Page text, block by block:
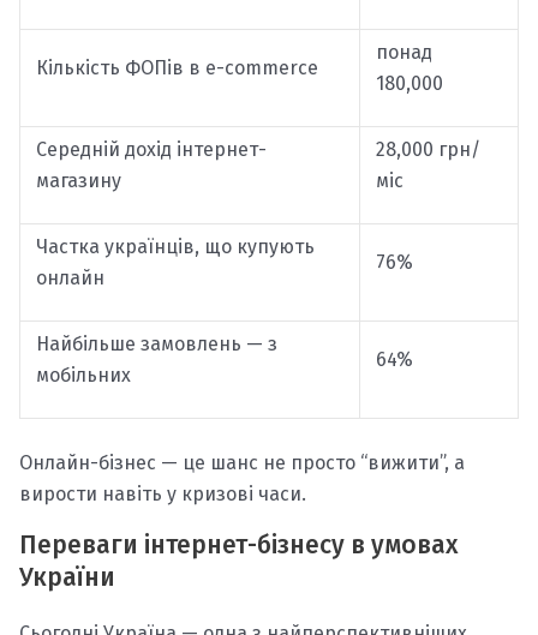
Кількість ФОПів в e-commerce
понад
180,000
Середній дохід інтернет-
магазину
28,000 грн/
міс
Частка українців, що купують
онлайн
76%
Найбільше замовлень — з
мобільних
64%
Онлайн-бізнес — це шанс не просто “вижити”, а
вирости навіть у кризові часи.
Переваги інтернет-бізнесу в умовах
України